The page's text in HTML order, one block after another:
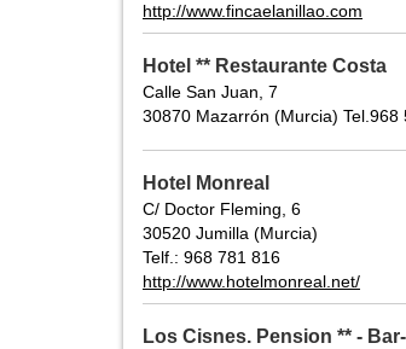
http://www.fincaelanillao.com
Hotel ** Restaurante Costa
Calle San Juan, 7
30870 Mazarrón (Murcia) Tel.968
Hotel Monreal
C/ Doctor Fleming, 6
30520 Jumilla (Murcia)
Telf.: 968 781 816
http://www.hotelmonreal.net/
Los Cisnes. Pension ** -